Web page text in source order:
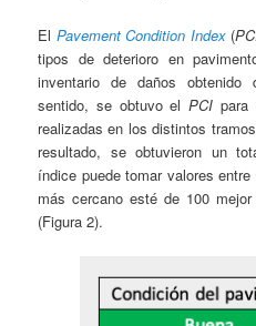
El Pavement Condition Index(
tipos de deterioro en
inventario de daños
sentido, se obtuvo elPCI para
realizadas en los distintos
resultado, se obtuvieron un
índice puede tomar valores
más cercano esté de 100
(Figura 2).